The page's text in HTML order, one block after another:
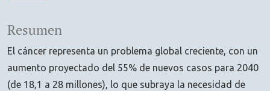
Resumen
El cáncer representa un problema global creciente, con un
aumento proyectado del 55% de nuevos casos para 2040
(de 18,1 a 28 millones), lo que subraya la necesidad de